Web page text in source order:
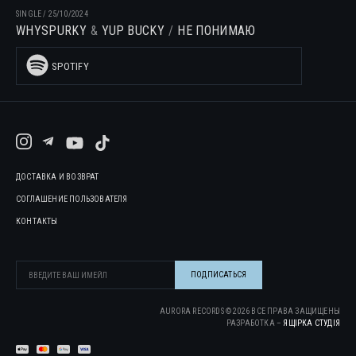
SINGLE/ 25/10/2024
WHYSPURKY YUP BUCKY НЕ ПОНИМАЮ
SPOTIFY
ДОСТАВКА И ВОЗВРАТ
СОГЛАШЕНИЕ ПОЛЬЗОВАТЕЛЯ
КОНТАКТЫ
AURORA RECORDS ©2026 ВСЕ ПРАВА ЗАЩИЩЕНЫ
РАЗРАБОТКА – ЯЩІРКА CТУДІЯ